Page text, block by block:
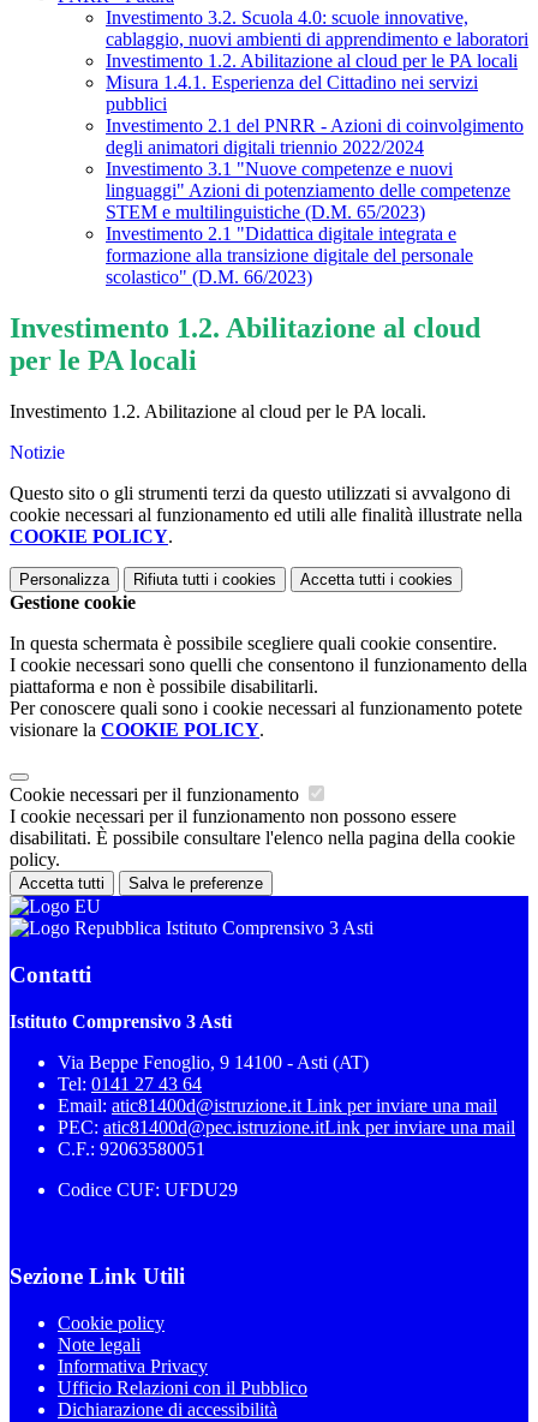
Investimento 3.2. Scuola 4.0: scuole innovative,
cablaggio, nuovi ambienti di apprendimento e laboratori
Investimento 1.2. Abilitazione al cloud per le PA locali
Misura 1.4.1. Esperienza del Cittadino nei servizi
pubblici
Investimento 2.1 del PNRR - Azioni di coinvolgimento
degli animatori digitali triennio 2022/2024
Investimento 3.1 "Nuove competenze e nuovi
linguaggi" Azioni di potenziamento delle competenze
STEM e multilinguistiche (D.M. 65/2023)
Investimento 2.1 "Didattica digitale integrata e
formazione alla transizione digitale del personale
scolastico" (D.M. 66/2023)
Investimento 1.2. Abilitazione al cloud
per le PA locali
Investimento 1.2. Abilitazione al cloud per le PA locali.
Notizie
Questo sito o gli strumenti terzi da questo utilizzati si avvalgono di
cookie necessari al funzionamento ed utili alle finalità illustrate nella
COOKIE POLICY.
Personalizza Rifiuta tutti i cookies Accetta tutti i cookies
Gestione cookie
In questa schermata è possibile scegliere quali cookie consentire.
I cookie necessari sono quelli che consentono il funzionamento della
piattaforma e non è possibile disabilitarli.
Per conoscere quali sono i cookie necessari al funzionamento potete
visionare la COOKIE POLICY.
Cookie necessari per il funzionamento
I cookie necessari per il funzionamento non possono essere
disabilitati. È possibile consultare l'elenco nella pagina della cookie
policy.
Accetta tutti Salva le preferenze
Istituto Comprensivo 3 Asti
Contatti
Istituto Comprensivo 3 Asti
Via Beppe Fenoglio, 9 14100 - Asti (AT)
Tel: 0141 27 43 64
Email: atic81400d@istruzione.it Link per inviare una mail
PEC: atic81400d@pec.istruzione.itLink per inviare una mail
C.F.: 92063580051
Codice CUF: UFDU29
Sezione Link Utili
Cookie policy
Note legali
Informativa Privacy
Ufficio Relazioni con il Pubblico
Dichiarazione di accessibilità